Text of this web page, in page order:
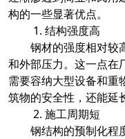
构的一些显著优点。
1. 结构强度高
钢材的强度相对较
和外部压力。这一点在
需要容纳大型设备和重
筑物的安全性，还能延
2. 施工周期短
钢结构的预制化程